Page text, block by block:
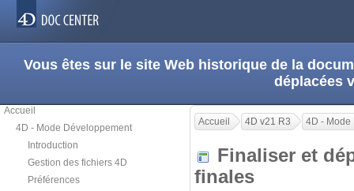
Vous êtes sur le site Web historique de la
déplacées
Accueil
4D - Mode Développement
Introduction
Gestion des fichiers 4D
Préférences
Accueil 4D v21 R3 4D - Mode
Finaliser et
finales